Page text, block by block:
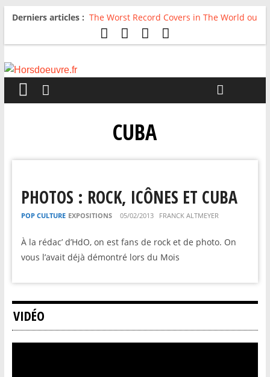
Derniers articles : The Worst Record Covers in The World ou
Comment rire du pire
Avril 2026 : C’est dans les vieux pots
For The First Time, Again : Tyler Ballgame
CUBA
PHOTOS : ROCK, ICÔNES ET CUBA
POP CULTURE EXPOSITIONS 05/02/2013 FRANCK ALTMEYER
À la rédac’ d’HdO, on est fans de rock et de photo. On
vous l’avait déjà démontré lors du Mois
VIDÉO